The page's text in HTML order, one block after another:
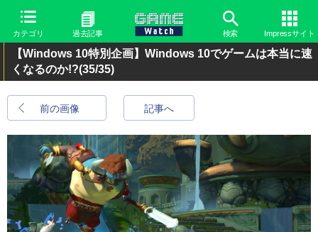
カテゴリ 過去記事 検索 Impressサイト
【Windows 10特別企画】Windows 10でゲームは本当に速
くなるのか!?(35/35)
前の画像 記事へ